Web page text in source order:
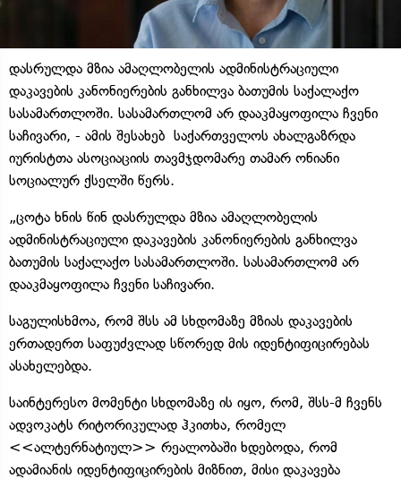
დასრულდა მზია ამაღლობელის ადმინისტრაციული
დაკავების კანონიერების განხილვა ბათუმის საქალაქო
სასამართლოში. სასამართლომ არ დააკმაყოფილა ჩვენი
საჩივარი, - ამის შესახებ საქართველოს ახალგაზრდა
იურისტთა ასოციაციის თავმჯდომარე თამარ ონიანი
სოციალურ ქსელში წერს.
„ცოტა ხნის წინ დასრულდა მზია ამაღლობელის
ადმინისტრაციული დაკავების კანონიერების განხილვა
ბათუმის საქალაქო სასამართლოში. სასამართლომ არ
დააკმაყოფილა ჩვენი საჩივარი.
საგულისხმოა, რომ შსს ამ სხდომაზე მზიას დაკავების
ერთადერთ საფუძვლად სწორედ მის იდენტიფიცირებას
ასახელებდა.
საინტერესო მომენტი სხდომაზე ის იყო, რომ, შსს-მ ჩვენს
ადვოკატს რიტორიკულად ჰკითხა, რომელ
<<ალტერნატიულ>> რეალობაში ხდებოდა, რომ
ადამიანის იდენტიფიცირების მიზნით, მისი დაკავება